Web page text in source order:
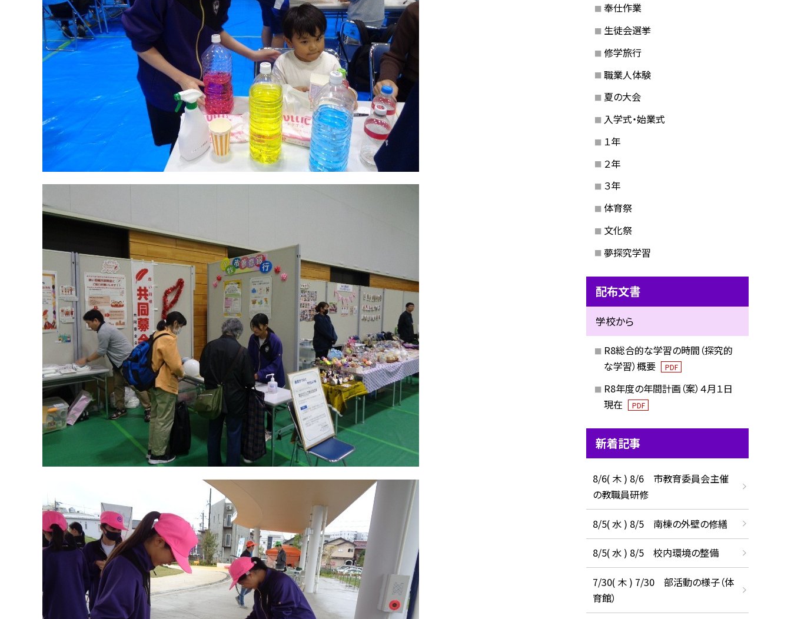
奉仕作業
生徒会選挙
修学旅行
職業人体験
夏の大会
入学式・始業式
１年
２年
３年
体育祭
文化祭
夢探究学習
配布文書
学校から
R8総合的な学習の時間（探究的
な学習）概要
PDF
R8年度の年間計画（案）４月１日
現在
PDF
新着記事
8/6( 木 ) 8/6 市教育委員会主催
の教職員研修
8/5( 水 ) 8/5 南棟の外壁の修繕
8/5( 水 ) 8/5 校内環境の整備
7/30( 木 ) 7/30 部活動の様子（体
育館）